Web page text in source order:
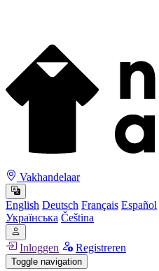
Vakhandelaar
English Deutsch Français Español
Українська Čeština
Inloggen Registreren
Toggle navigation